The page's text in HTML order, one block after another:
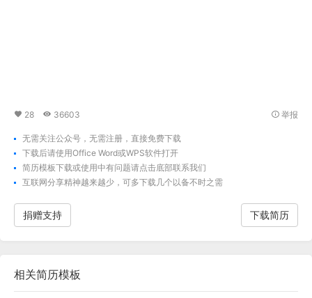
28 36603 举报
无需关注公众号，无需注册，直接免费下载
下载后请使用Office Word或WPS软件打开
简历模板下载或使用中有问题请点击底部联系我们
互联网分享精神越来越少，可多下载几个以备不时之需
捐赠支持 下载简历
相关简历模板